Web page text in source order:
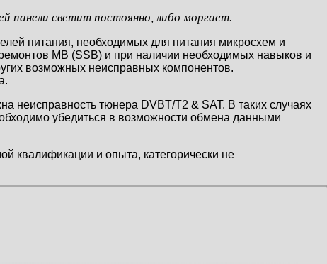
панели светит постоянно, либо моргает.
питания, необходимых для питания микросхем и
MB (SSB) и при наличии необходимых навыков и
возможных неисправных компонентов.
неисправность тюнера DVBT/T2 & SAT. В таких случаях
убедиться в возможности обмена данными
квалификации и опыта, категорически не